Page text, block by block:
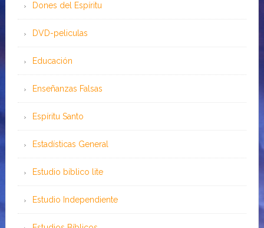
Dones del Espíritu
DVD-peliculas
Educación
Enseñanzas Falsas
Espíritu Santo
Estadísticas General
Estudio bíblico lite
Estudio Independiente